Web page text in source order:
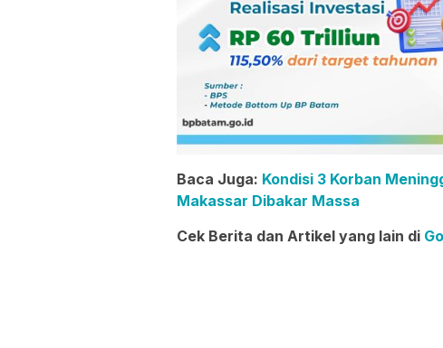
Baca Juga: Kondisi 3 Korban
Makassar Dibakar Massa
Cek Berita dan Artikel yang lain di